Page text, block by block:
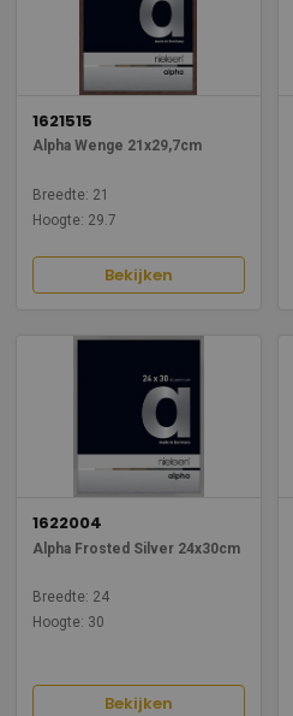
1621515
Alpha Wenge 21x29,7cm
Breedte: 21
Hoogte: 29.7
Bekijken
1622004
Alpha Frosted Silver 24x30cm
Breedte: 24
Hoogte: 30
Bekijken